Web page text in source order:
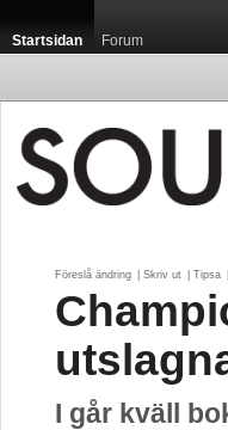
Startsidan Forum
Föreslå ändring Skriv ut Tipsa
I går kväll